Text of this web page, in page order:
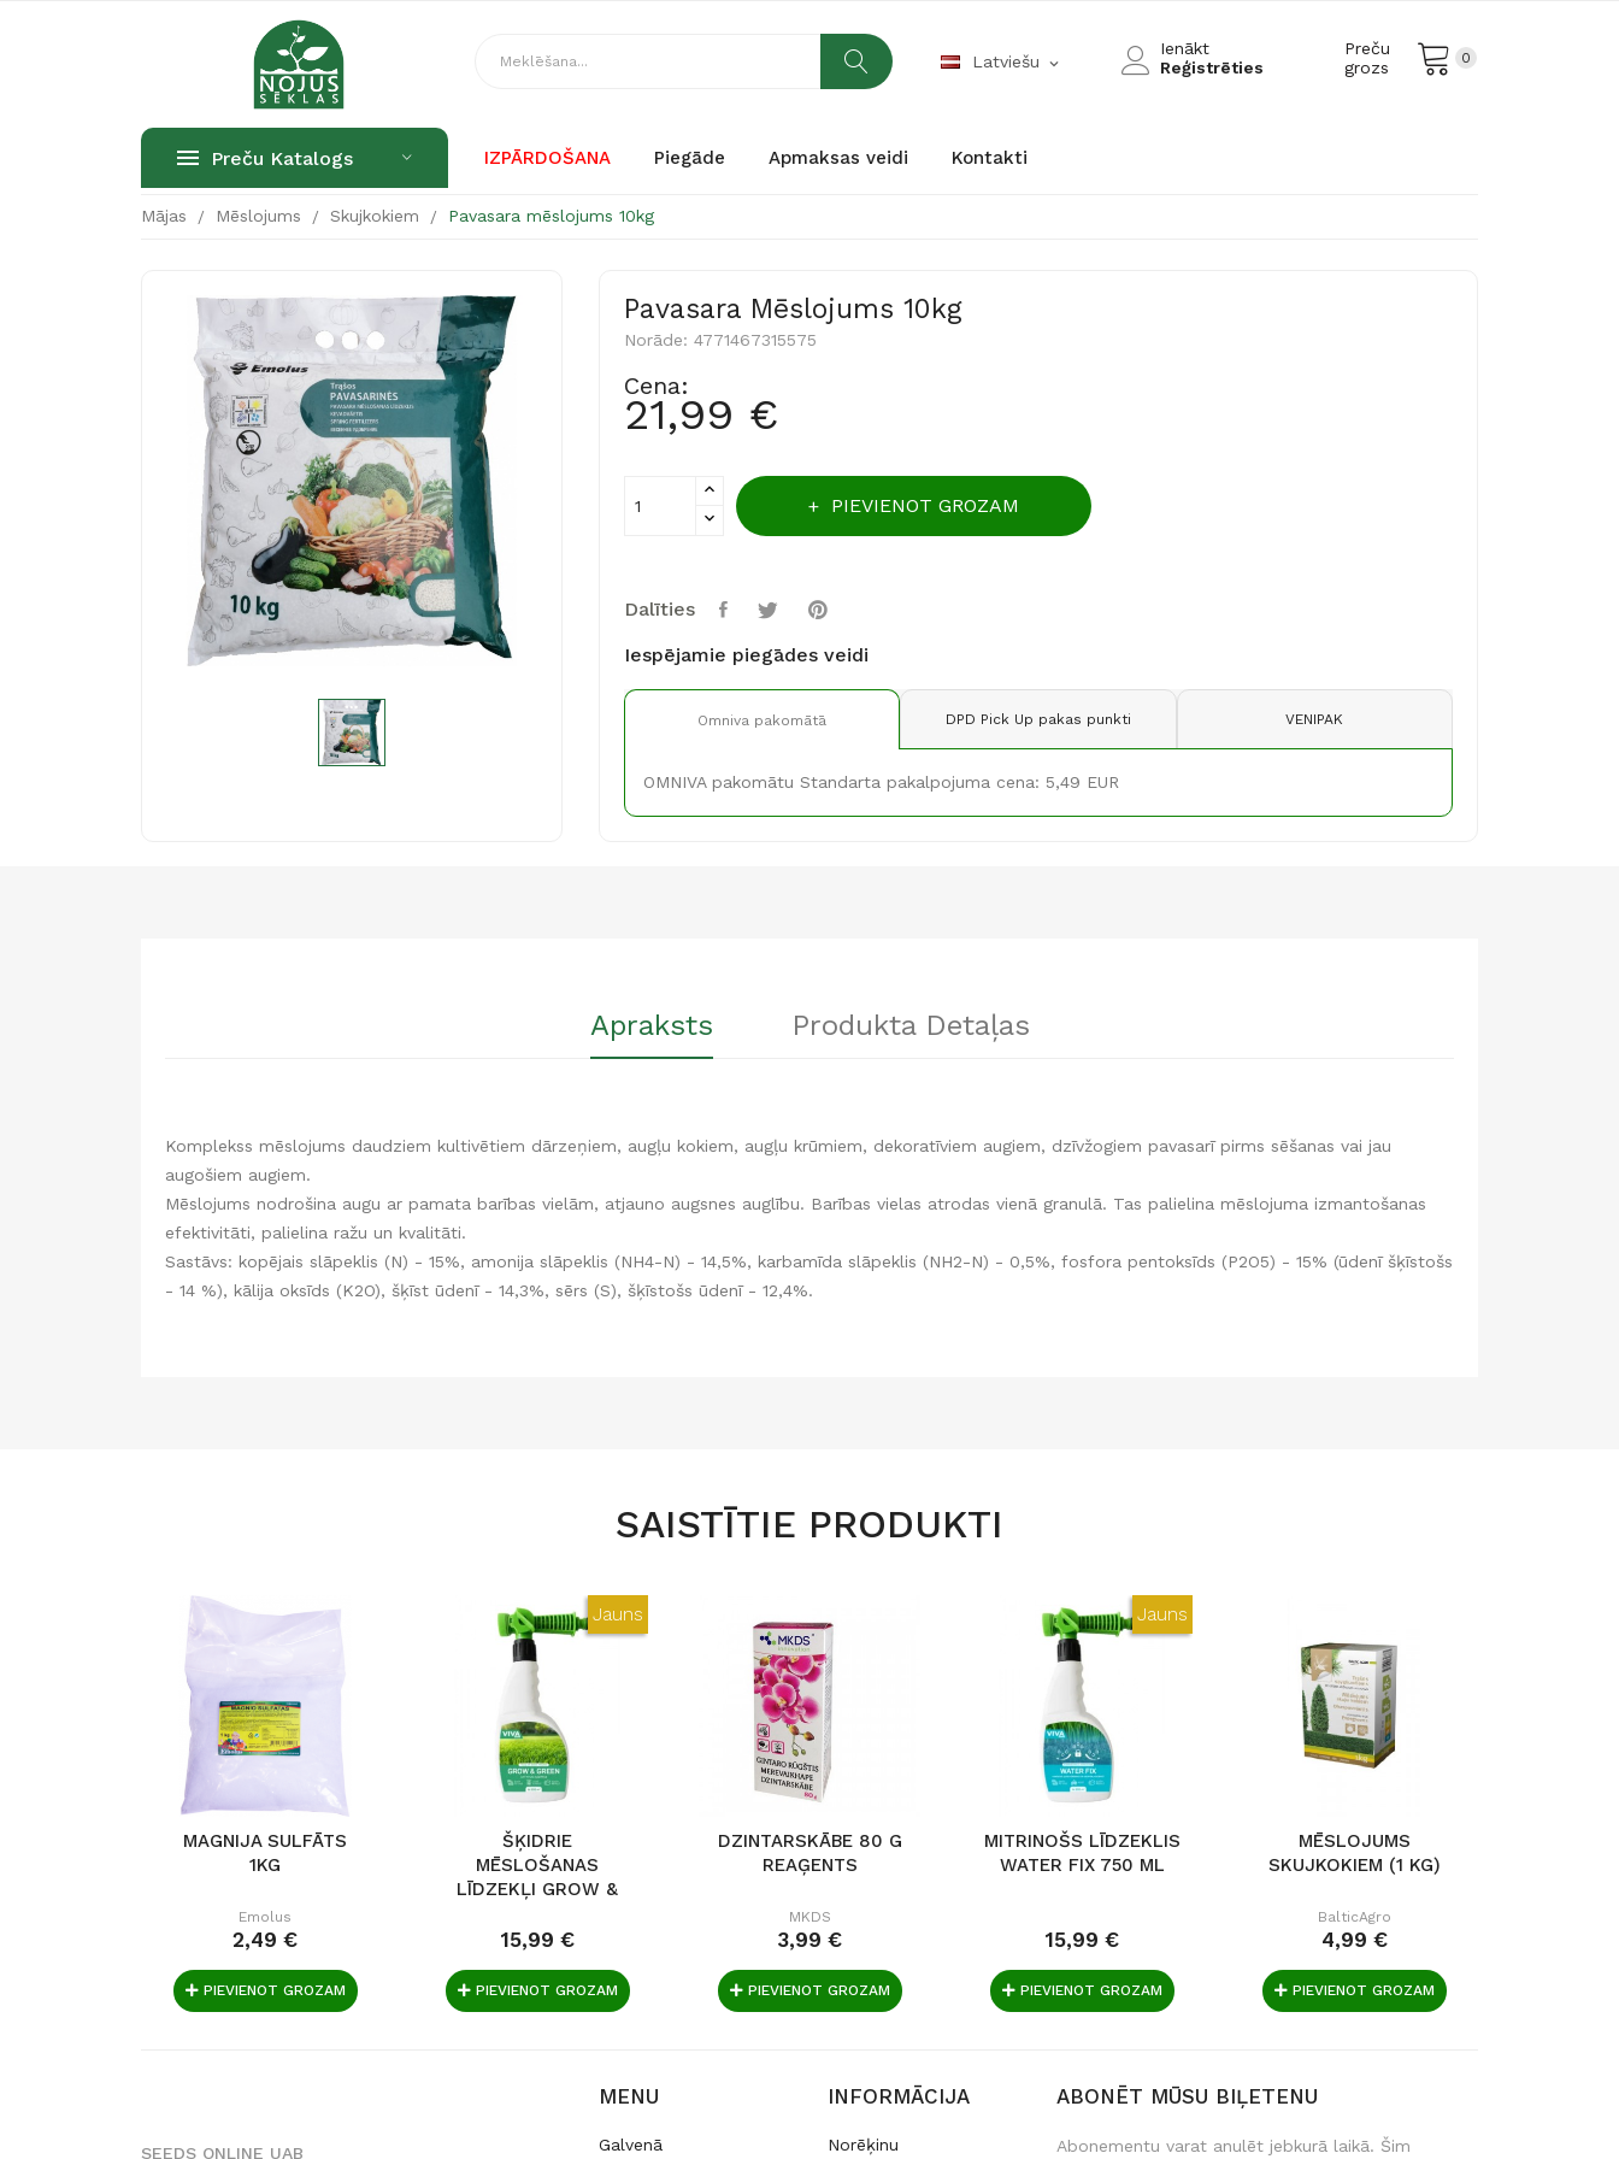
Preču
grozs
0
Ienākt
Reģistrēties
Latviešu expand_more
Preču Katalogs IZPĀRDOŠANA Piegāde Apmaksas veidi Kontakti
Mājas Mēslojums Skujkokiem Pavasara mēslojums 10kg
Pavasara Mēslojums 10kg
Norāde: 4771467315575
Cena:
21,99 €
PIEVIENOT GROZAM
Dalīties
Iespējamie piegādes veidi
Omniva pakomātā DPD Pick Up pakas punkti VENIPAK
OMNIVA pakomātu Standarta pakalpojuma cena: 5,49 EUR
Apraksts Produkta Detaļas
Komplekss mēslojums daudziem kultivētiem dārzeņiem, augļu kokiem, augļu krūmiem, dekoratīviem augiem, dzīvžogiem pavasarī pirms sēšanas vai jau
augošiem augiem.
Mēslojums nodrošina augu ar pamata barības vielām, atjauno augsnes auglību. Barības vielas atrodas vienā granulā. Tas palielina mēslojuma izmantošanas
efektivitāti, palielina ražu un kvalitāti.
Sastāvs: kopējais slāpeklis (N) - 15%, amonija slāpeklis (NH4-N) - 14,5%, karbamīda slāpeklis (NH2-N) - 0,5%, fosfora pentoksīds (P2O5) - 15% (ūdenī šķīstošs
- 14 %), kālija oksīds (K2O), šķīst ūdenī - 14,3%, sērs (S), šķīstošs ūdenī - 12,4%.
SAISTĪTIE PRODUKTI
MAGNIJA SULFĀTS
1KG
Emolus
2,49 €
PIEVIENOT GROZAM
Jauns
ŠĶIDRIE
MĒSLOŠANAS
LĪDZEKĻI GROW &
15,99 €
PIEVIENOT GROZAM
DZINTARSKĀBE 80 G
REAĢENTS
MKDS
3,99 €
PIEVIENOT GROZAM
Jauns
MITRINOŠS LĪDZEKLIS
WATER FIX 750 ML
15,99 €
PIEVIENOT GROZAM
MĒSLOJUMS
SKUJKOKIEM (1 KG)
BalticAgro
4,99 €
PIEVIENOT GROZAM
SEEDS ONLINE UAB
MENU
Galvenā
INFORMĀCIJA
Norēķinu
ABONĒT MŪSU BIĻETENU
Abonementu varat anulēt jebkurā laikā. Šim